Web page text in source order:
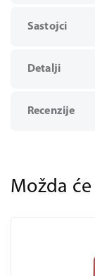
Sastojci
Detalji
Recenzije
Možda